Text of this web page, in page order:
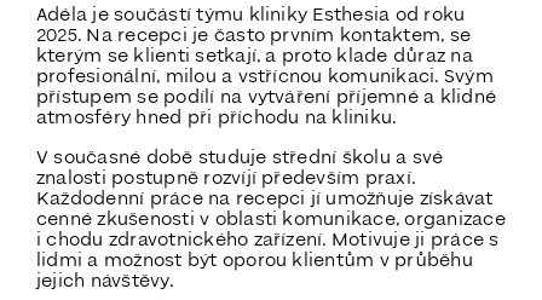
Adéla je součástí týmu kliniky Esthesia od roku
2025. Na recepci je často prvním kontaktem, se
kterým se klienti setkají, a proto klade důraz na
profesionální, milou a vstřícnou komunikaci. Svým
přístupem se podílí na vytváření příjemné a klidné
atmosféry hned při příchodu na kliniku.
V současné době studuje střední školu a své
znalosti postupně rozvíjí především praxí.
Každodenní práce na recepci jí umožňuje získávat
cenné zkušenosti v oblasti komunikace, organizace
i chodu zdravotnického zařízení. Motivuje ji práce s
lidmi a možnost být oporou klientům v průběhu
jejich návštěvy.